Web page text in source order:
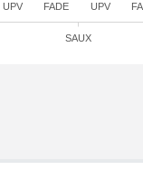
FADE
UPV UPV
SAUX